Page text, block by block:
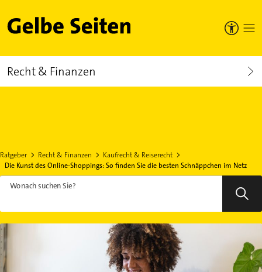
Gelbe Seiten
Recht & Finanzen
Ratgeber Recht & Finanzen
Kaufrecht & Reiserecht
Die Kunst des Online-Shoppings: So finden Sie die besten Schnäppchen im Netz
Wonach suchen Sie?